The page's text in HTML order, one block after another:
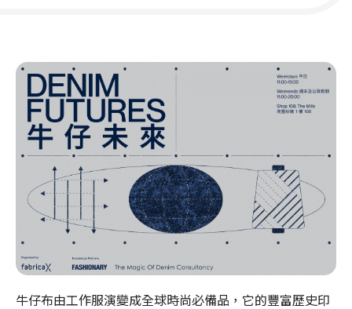
牛仔布由工作服演變成全球時尚必備品，它的豐富歷史印